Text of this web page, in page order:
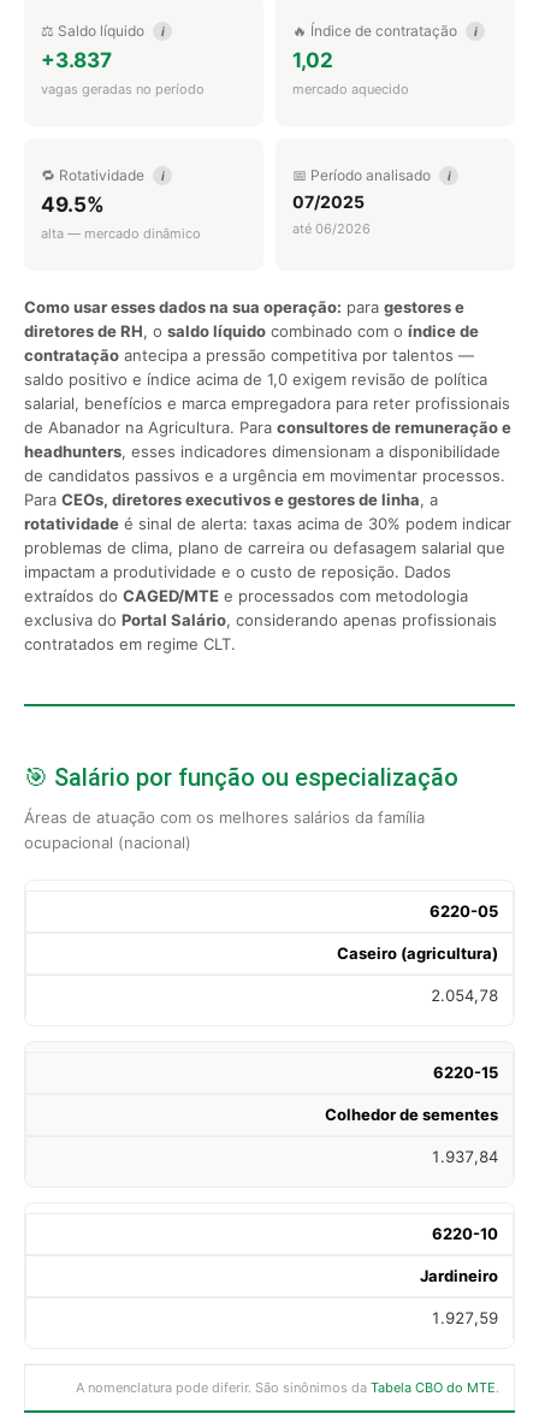
⚖️ Saldo líquido i
+3.837
vagas geradas no período
🔥 Índice de contratação i
1,02
mercado aquecido
🔁 Rotatividade i
49.5%
alta — mercado dinâmico
📅 Período analisado i
07/2025
até 06/2026
Como usar esses dados na sua operação: para gestores e
diretores de RH, o saldo líquido combinado com o índice de
contratação antecipa a pressão competitiva por talentos —
saldo positivo e índice acima de 1,0 exigem revisão de política
salarial, benefícios e marca empregadora para reter profissionais
de Abanador na Agricultura. Para consultores de remuneração e
headhunters, esses indicadores dimensionam a disponibilidade
de candidatos passivos e a urgência em movimentar processos.
Para CEOs, diretores executivos e gestores de linha, a
rotatividade é sinal de alerta: taxas acima de 30% podem indicar
problemas de clima, plano de carreira ou defasagem salarial que
impactam a produtividade e o custo de reposição. Dados
extraídos do CAGED/MTE e processados com metodologia
exclusiva do Portal Salário, considerando apenas profissionais
contratados em regime CLT.
🎯 Salário por função ou especialização
Áreas de atuação com os melhores salários da família
ocupacional (nacional)
6220-05
Caseiro (agricultura)
2.054,78
6220-15
Colhedor de sementes
1.937,84
6220-10
Jardineiro
1.927,59
A nomenclatura pode diferir. São sinônimos da Tabela CBO do MTE.